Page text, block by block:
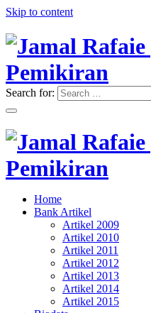
Skip to content
Jamal Rafaie |
Pemikiran
"Memimpin Pemikiran"
Search for:
Jamal Rafaie
Pemikiran
"Memimpin Pemikiran"
Home
Bank Artikel
Artikel 2009
Artikel 2010
Artikel 2011
Artikel 2012
Artikel 2013
Artikel 2014
Artikel 2015